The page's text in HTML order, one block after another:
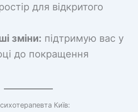
для відкритого
зміни: підтримую вас у
до покращення
Київ: